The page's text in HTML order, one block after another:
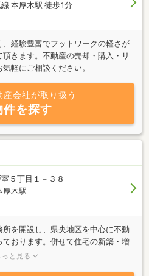
本厚木駅 徒歩1分
経験豊富でフットワークの軽さが
きます。不動産の売却・購入・リ
軽にご相談ください。
産会社が取り扱う
件を探す
５丁目１－３８
厚木駅
を開設し、県央地区を中心に不動
おります。併せて住宅の新築・増
場営繕業務も行っておいります。
っと見る